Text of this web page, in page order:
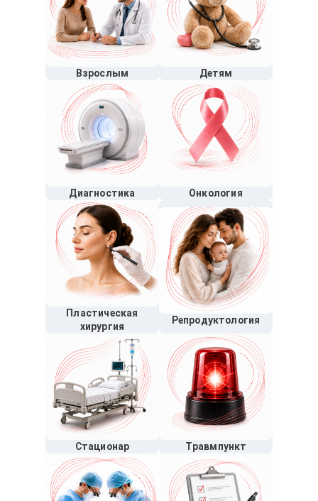
Взрослым Детям
Диагностика Онкология
Пластическая
хирургия
Репродуктология
Стационар Травмпункт